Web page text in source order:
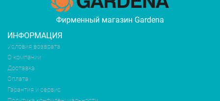
Фирменный магазин Gardena
ИНФОРМАЦИЯ
Условия возврата
О компании
Доставка
Оплата
Гарантия и сервис